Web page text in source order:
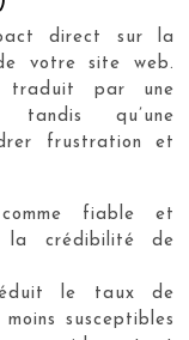
direct sur la
votre site web.
traduit par une
tandis qu’une
frustration et
fiable et
la crédibilité de
le taux de
susceptibles